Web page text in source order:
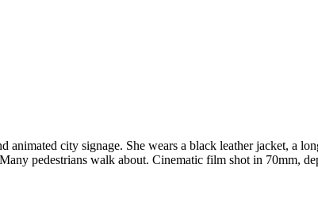
city signage. She wears a black leather jacket, a
pedestrians walk about. Cinematic film shot in 70mm,